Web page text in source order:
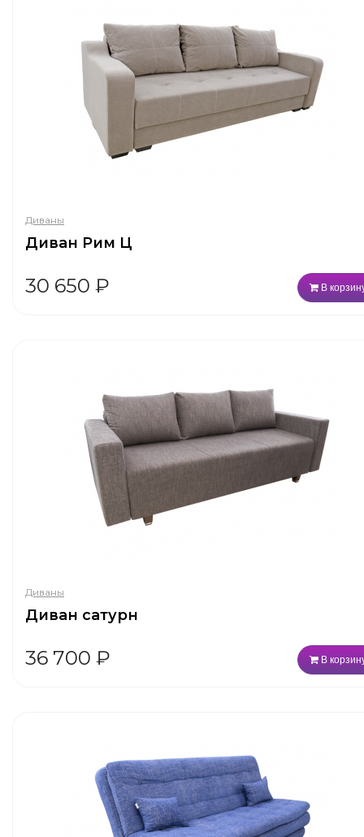
Диваны
Диван Рим Ц
30 650 ₽ В
Диваны
Диван сатурн
36 700 ₽ В